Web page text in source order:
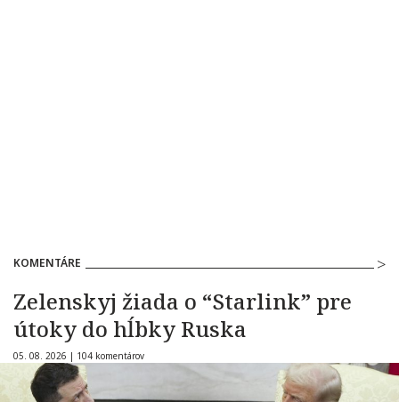
KOMENTÁRE
Zelenskyj žiada o “Starlink” pre
útoky do hĺbky Ruska
05. 08. 2026 | 104 komentárov